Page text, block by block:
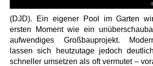
(DJD). Ein eigener Pool im Garten
ersten Moment wie ein
aufwendiges Großbauprojekt.
lassen sich heutzutage jedoch
schneller umsetzen als oft vermutet –